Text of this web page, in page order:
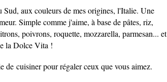
aux couleurs de mes origines, l'Italie. Une
Simple comme j'aime, à base de pâtes, riz,
poivrons, roquette, mozzarella, parmesan... et
la Dolce Vita !
de cuisiner pour régaler ceux que vous aimez.